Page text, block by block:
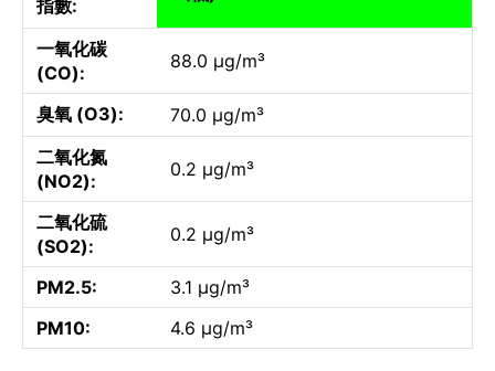
指數:
一氧化碳
(CO):
88.0 µg/m³
臭氧 (O3):
70.0 µg/m³
二氧化氮
(NO2):
0.2 µg/m³
二氧化硫
(SO2):
0.2 µg/m³
PM2.5:
3.1 µg/m³
PM10:
4.6 µg/m³